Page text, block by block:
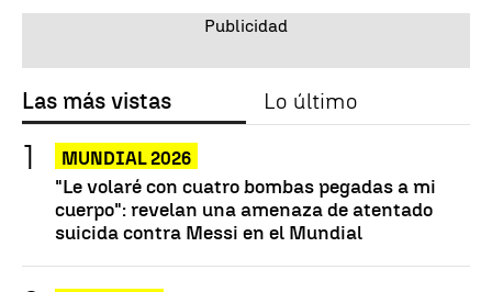
Las más vistas Lo último
MUNDIAL 2026
"Le volaré con cuatro bombas pegadas a mi
cuerpo": revelan una amenaza de atentado
suicida contra Messi en el Mundial